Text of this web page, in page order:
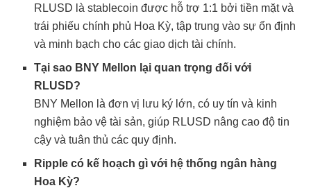
RLUSD là stablecoin được hỗ trợ 1:1 bởi tiền mặt và
trái phiếu chính phủ Hoa Kỳ, tập trung vào sự ổn định
và minh bạch cho các giao dịch tài chính.
Tại sao BNY Mellon lại quan trọng đối với
RLUSD?
BNY Mellon là đơn vị lưu ký lớn, có uy tín và kinh
nghiệm bảo vệ tài sản, giúp RLUSD nâng cao độ tin
cậy và tuân thủ các quy định.
Ripple có kế hoạch gì với hệ thống ngân hàng
Hoa Kỳ?